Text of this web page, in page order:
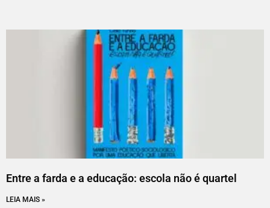
Entre a farda e a educação: escola não é quartel
LEIA MAIS »